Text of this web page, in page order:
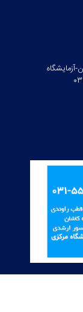
آزمایشگاه